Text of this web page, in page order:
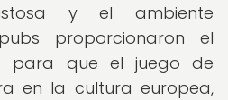
y el ambiente
proporcionaron el
para que el juego de
en la cultura europea,